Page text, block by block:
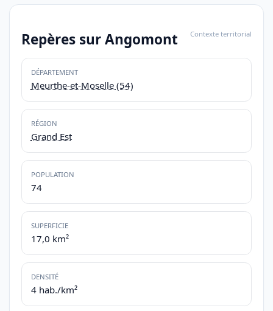
Repères sur Angomont Contexte territorial
DÉPARTEMENT
Meurthe-et-Moselle (54)
RÉGION
Grand Est
POPULATION
74
SUPERFICIE
17,0 km²
DENSITÉ
4 hab./km²